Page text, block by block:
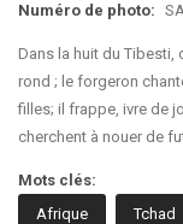
Numéro de photo:
Dans la huit du Tibesti,
rond ; le forgeron
filles; il frappe, ivre de
cherchent à nouer de
Mots clés:
Afrique
Tchad